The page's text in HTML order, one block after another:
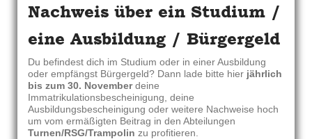
Nachweis über ein Studium /
eine Ausbildung / Bürgergeld
Du befindest dich im Studium oder in einer Ausbildung
oder empfängst Bürgergeld? Dann lade bitte hier jährlich
bis zum 30. Novemberdeine
Immatrikulationsbescheinigung, deine
Ausbildungsbescheinigung oder weitere Nachweise hoch
um vom ermäßigten Beitrag in den Abteilungen
Turnen/RSG/Trampolin zu profitieren.